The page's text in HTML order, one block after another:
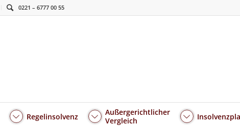
0221 – 6777 00 55
Regelinsolvenz
Außergerichtlicher
Vergleich